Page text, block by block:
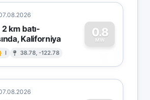
km batı-
Kaliforniya
I 38.78, -122.78
0.8
MW
0